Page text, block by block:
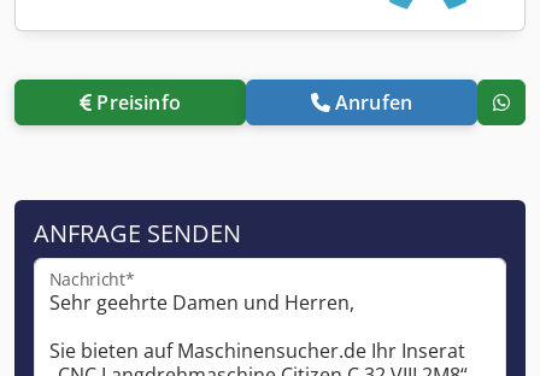
Preisinfo Anrufen
ANFRAGE SENDEN
Nachricht*